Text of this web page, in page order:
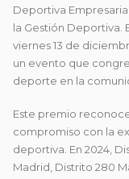
Deportiva
la Gestión Deportiva.
viernes 13 de
un evento que
deporte en la
Este premio
compromiso con la
deportiva. En 2024,
Madrid, Distrito 280